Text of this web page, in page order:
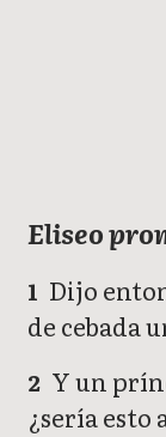
Eliseo
1 Dijo
de cebada
2 Y un
¿sería esto